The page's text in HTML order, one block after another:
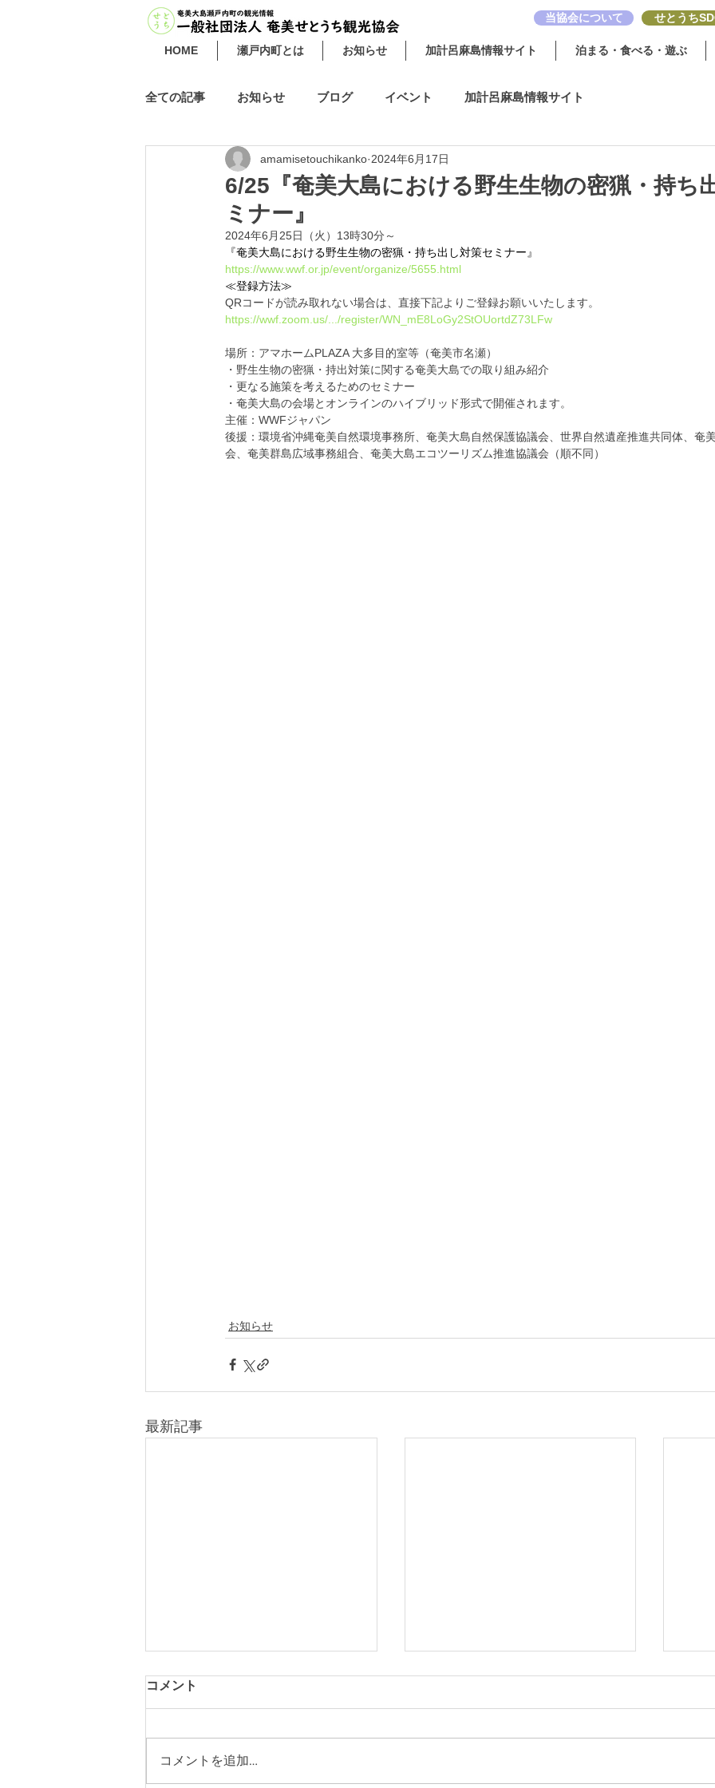
当協会について せとうち
HOME 瀬戸内町とは お知らせ 加計呂麻島情報サイト 泊まる・食べる・遊ぶ
全ての記事 お知らせ ブログ イベント 加計呂麻島情報サイト
6/25『奄美大島における野生生物の密猟・持ち
ミナー』
amamisetouchikanko 2024年6月17日
2024年6月25日（火）13時30分～
『奄美大島における野生生物の密猟・持ち出し対策セミナー』
https://www.wwf.or.jp/event/organize/5655.html
≪登録方法≫
QRコードが読み取れない場合は、直接下記よりご登録お願いいたします。
https://wwf.zoom.us/.../register/WN_mE8LoGy2StOUortdZ73LFw
場所：アマホームPLAZA 大多目的室等（奄美市名瀬）
・野生生物の密猟・持出対策に関する奄美大島での取り組み紹介
・更なる施策を考えるためのセミナー
・奄美大島の会場とオンラインのハイブリッド形式で開催されます。
主催：WWFジャパン
後援：環境省沖縄奄美自然環境事務所、奄美大島自然保護協議会、世界自然遺産推進共同体、奄
会、奄美群島広域事務組合、奄美大島エコツーリズム推進協議会（順不同）
お知らせ
最新記事
コメント
コメントを追加…